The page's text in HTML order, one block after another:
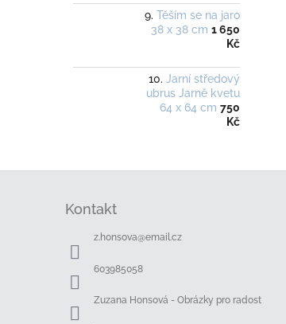
Těším se na jaro
38 x 38 cm 1 650
Kč
Jarní středový
ubrus Jarně kvetu
64 x 64 cm 750
Kč
Kontakt
z.honsova@email.cz
603985058
Zuzana Honsová - Obrázky pro radost